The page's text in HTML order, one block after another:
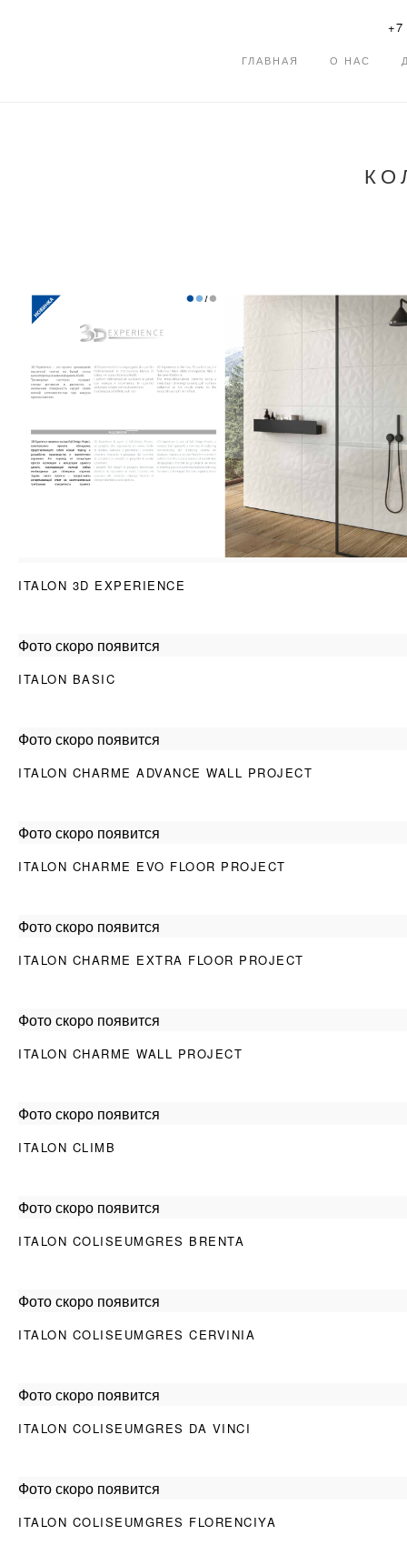
+7
ГЛАВНАЯ О НАС
ITALON 3D EXPERIENCE
Фото скоро появится
ITALON BASIC
Фото скоро появится
ITALON CHARME ADVANCE WALL PROJECT
Фото скоро появится
ITALON CHARME EVO FLOOR PROJECT
Фото скоро появится
ITALON CHARME EXTRA FLOOR PROJECT
Фото скоро появится
ITALON CHARME WALL PROJECT
Фото скоро появится
ITALON CLIMB
Фото скоро появится
ITALON COLISEUMGRES BRENTA
Фото скоро появится
ITALON COLISEUMGRES CERVINIA
Фото скоро появится
ITALON COLISEUMGRES DA VINCI
Фото скоро появится
ITALON COLISEUMGRES FLORENCIYA